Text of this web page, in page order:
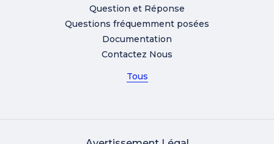
Question et Réponse
Questions fréquemment posées
Documentation
Contactez Nous
Tous